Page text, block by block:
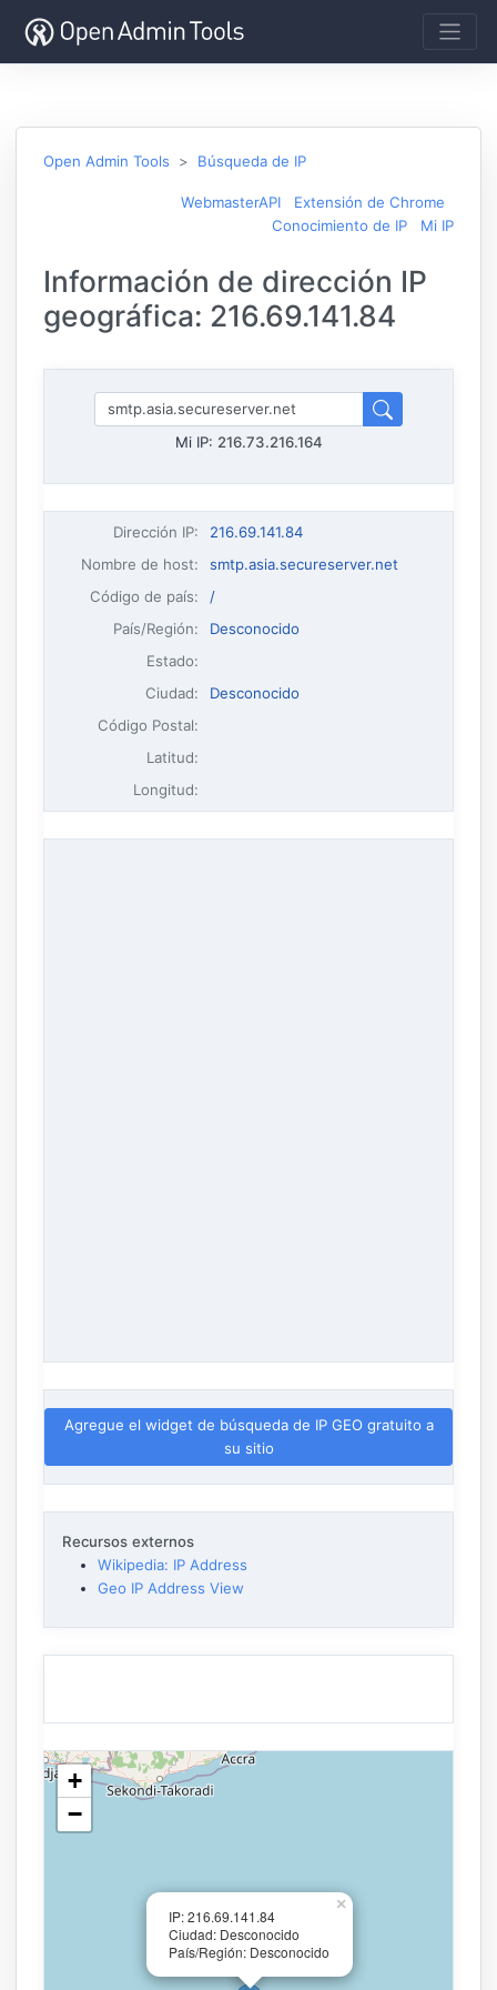
Open Admin Tools Búsqueda de IP
WebmasterAPI
Extensión de Chrome
Conocimiento de IP
Mi IP
Información de dirección IP
geográfica: 216.69.141.84
Mi IP: 216.73.216.164
Dirección IP:
216.69.141.84
Nombre de host:
smtp.asia.secureserver.net
Código de país:
/
País/Región:
Desconocido
Estado:
Ciudad:
Desconocido
Código Postal:
Latitud:
Longitud:
Agregue el widget de búsqueda de IP GEO gratuito a
su sitio
Recursos externos
Wikipedia: IP Address
Geo IP Address View
IP: 216.69.141.84
Ciudad: Desconocido
País/Región: Desconocido
×
+
−